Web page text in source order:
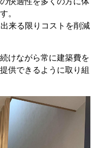
。
来る限りコストを削減
けながら常に建築費を
供できるように取り組